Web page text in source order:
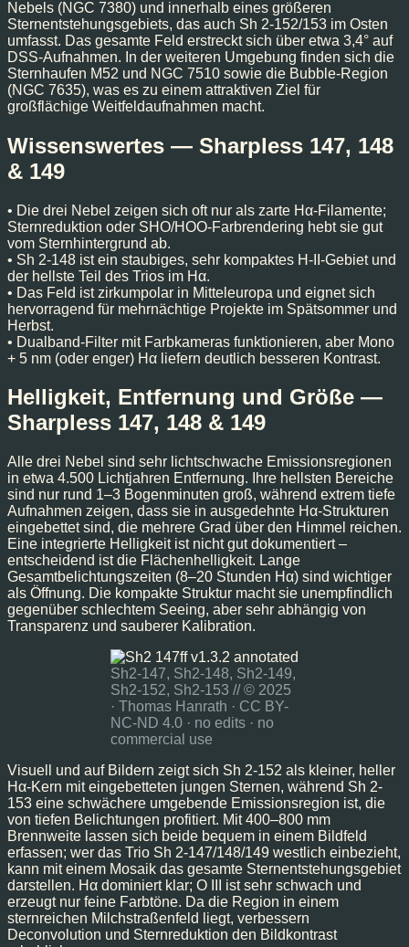
Nebels (NGC 7380) und innerhalb eines größeren
Sternentstehungsgebiets, das auch Sh 2-152/153 im Osten
umfasst. Das gesamte Feld erstreckt sich über etwa 3,4° auf
DSS-Aufnahmen. In der weiteren Umgebung finden sich die
Sternhaufen M52 und NGC 7510 sowie die Bubble-Region
(NGC 7635), was es zu einem attraktiven Ziel für
großflächige Weitfeldaufnahmen macht.
Wissenswertes — Sharpless 147, 148
& 149
• Die drei Nebel zeigen sich oft nur als zarte Hα-Filamente;
Sternreduktion oder SHO/HOO-Farbrendering hebt sie gut
vom Sternhintergrund ab.
• Sh 2-148 ist ein staubiges, sehr kompaktes H-II-Gebiet und
der hellste Teil des Trios im Hα.
• Das Feld ist zirkumpolar in Mitteleuropa und eignet sich
hervorragend für mehrnächtige Projekte im Spätsommer und
Herbst.
• Dualband-Filter mit Farbkameras funktionieren, aber Mono
+ 5 nm (oder enger) Hα liefern deutlich besseren Kontrast.
Helligkeit, Entfernung und Größe —
Sharpless 147, 148 & 149
Alle drei Nebel sind sehr lichtschwache Emissionsregionen
in etwa 4.500 Lichtjahren Entfernung. Ihre hellsten Bereiche
sind nur rund 1–3 Bogenminuten groß, während extrem tiefe
Aufnahmen zeigen, dass sie in ausgedehnte Hα-Strukturen
eingebettet sind, die mehrere Grad über den Himmel reichen.
Eine integrierte Helligkeit ist nicht gut dokumentiert –
entscheidend ist die Flächenhelligkeit. Lange
Gesamtbelichtungszeiten (8–20 Stunden Hα) sind wichtiger
als Öffnung. Die kompakte Struktur macht sie unempfindlich
gegenüber schlechtem Seeing, aber sehr abhängig von
Transparenz und sauberer Kalibration.
Sh2-147, Sh2-148, Sh2-149,
Sh2-152, Sh2-153 // © 2025
· Thomas Hanrath · CC BY-
NC-ND 4.0 · no edits · no
commercial use
Visuell und auf Bildern zeigt sich Sh 2-152 als kleiner, heller
Hα-Kern mit eingebetteten jungen Sternen, während Sh 2-
153 eine schwächere umgebende Emissionsregion ist, die
von tiefen Belichtungen profitiert. Mit 400–800 mm
Brennweite lassen sich beide bequem in einem Bildfeld
erfassen; wer das Trio Sh 2-147/148/149 westlich einbezieht,
kann mit einem Mosaik das gesamte Sternentstehungsgebiet
darstellen. Hα dominiert klar; O III ist sehr schwach und
erzeugt nur feine Farbtöne. Da die Region in einem
sternreichen Milchstraßenfeld liegt, verbessern
Deconvolution und Sternreduktion den Bildkontrast